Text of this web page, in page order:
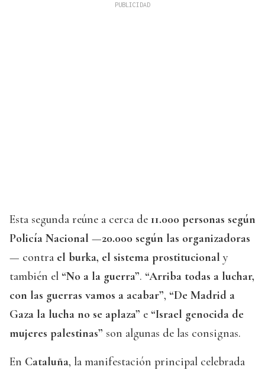
Esta segunda reúne a cerca de 11.000 personas según
Policía Nacional —20.000 según las organizadoras
— contra el burka, el sistema prostitucional y
también el “No a la guerra”. “Arriba todas a luchar,
con las guerras vamos a acabar”, “De Madrid a
Gaza la lucha no se aplaza” e “Israel genocida de
mujeres palestinas” son algunas de las consignas.
En Cataluña, la manifestación principal celebrada